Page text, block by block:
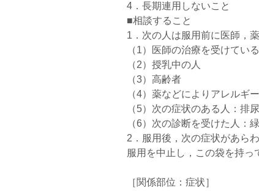
4．長期連用しないこと
■相談すること
1．次の人は服用前に医師，
（1）医師の治療を受けてい
（2）授乳中の人
（3）高齢者
（4）薬などによりアレルギ
（5）次の症状のある人：排
（6）次の診断を受けた人：
2．服用後，次の症状があら
服用を中止し，この袋を持っ
［関係部位：症状］